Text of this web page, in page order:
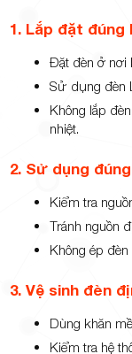
1. Lắp đặt đúng
Đặt đèn ở nơi
Sử dụng đèn
Không lắp
nhiệt.
2. Sử dụng
Kiểm tra
Tránh nguồn
Không ép
3. Vệ sinh đèn
Dùng khăn
Kiểm tra hệ